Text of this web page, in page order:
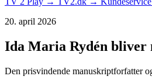
20. april 2026
Ida Maria Rydén bliver
Den prisvindende manuskriptforfatter